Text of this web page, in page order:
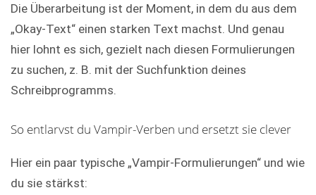
Die Überarbeitung ist der Moment, in dem du aus dem
„Okay-Text“ einen starken Text machst. Und genau
hier lohnt es sich, gezielt nach diesen Formulierungen
zu suchen, z. B. mit der Suchfunktion deines
Schreibprogramms.
So entlarvst du Vampir-Verben und ersetzt sie clever
Hier ein paar typische „Vampir-Formulierungen“ und wie
du sie stärkst: